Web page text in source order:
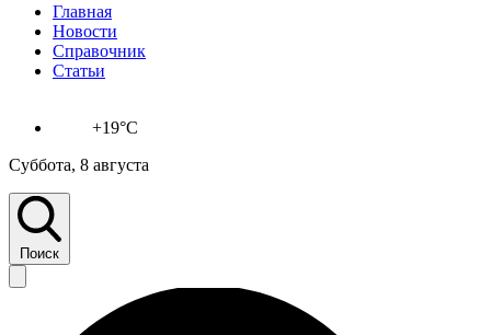
Главная
Новости
Справочник
Статьи
+19°C
Суббота, 8 августа
Поиск